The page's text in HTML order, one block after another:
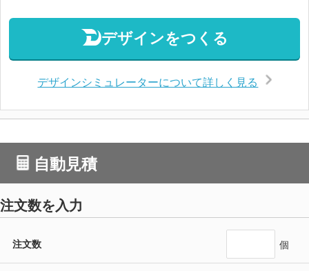
デザインをつくる
デザインシミュレーターについて詳しく見る
自動見積
注文数を入力
注文数 個